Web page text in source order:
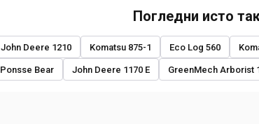
Погледни исто
John Deere 1210 Komatsu 875-1 Eco Log 560
Ponsse Bear John Deere 1170 E GreenMech Arborist